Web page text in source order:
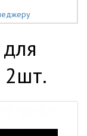
2шт.